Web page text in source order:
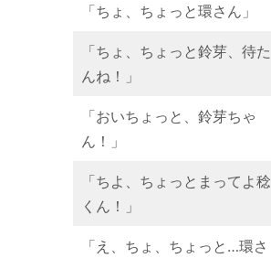
「ちょ、ちょっと環さん」
「ちょ、ちょっと鈴芽、待た
んね！」
「おいちょっと、鈴芽ちゃ
ん！」
「ちよ、ちょっとまってよ稔
くん！」
「え、ちょ、ちょっと…環さ